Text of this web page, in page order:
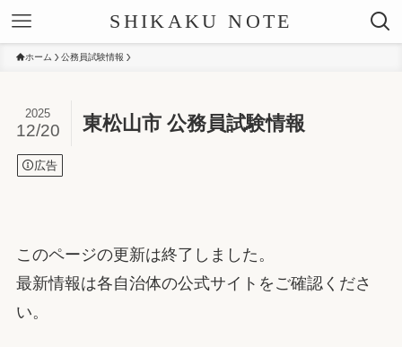
SHIKAKU NOTE
ホーム 公務員試験情報
東松山市 公務員試験情報
2025
12/20
広告
このページの更新は終了しました。
最新情報は各自治体の公式サイトをご確認くださ
い。